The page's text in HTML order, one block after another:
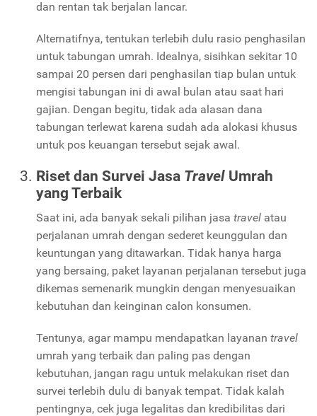
dan rentan tak berjalan lancar.
Alternatifnya, tentukan terlebih dulu rasio penghasilan
untuk tabungan umrah. Idealnya, sisihkan sekitar 10
sampai 20 persen dari penghasilan tiap bulan untuk
mengisi tabungan ini di awal bulan atau saat hari
gajian. Dengan begitu, tidak ada alasan dana
tabungan terlewat karena sudah ada alokasi khusus
untuk pos keuangan tersebut sejak awal.
Riset dan Survei Jasa Travel Umrah
yang Terbaik
Saat ini, ada banyak sekali pilihan jasa travel atau
perjalanan umrah dengan sederet keunggulan dan
keuntungan yang ditawarkan. Tidak hanya harga
yang bersaing, paket layanan perjalanan tersebut juga
dikemas semenarik mungkin dengan menyesuaikan
kebutuhan dan keinginan calon konsumen.
Tentunya, agar mampu mendapatkan layanan travel
umrah yang terbaik dan paling pas dengan
kebutuhan, jangan ragu untuk melakukan riset dan
survei terlebih dulu di banyak tempat. Tidak kalah
pentingnya, cek juga legalitas dan kredibilitas dari